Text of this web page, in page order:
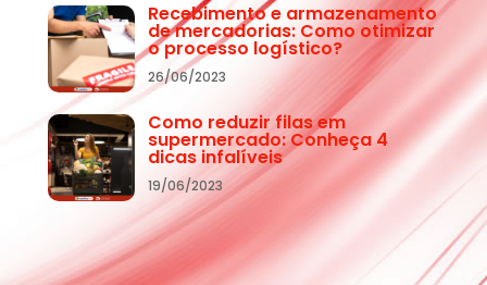
Recebimento e armazenamento
de mercadorias: Como otimizar
o processo logístico?
26/06/2023
Como reduzir filas em
supermercado: Conheça 4
dicas infalíveis
19/06/2023